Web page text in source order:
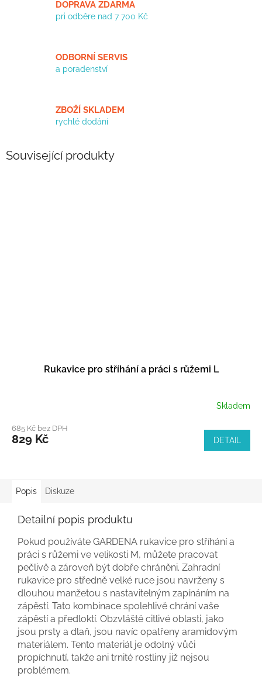
DOPRAVA ZDARMA
pri odběre nad 7 700 Kč
ODBORNÍ SERVIS
a poradenství
ZBOŽÍ SKLADEM
rychlé dodání
Související produkty
Rukavice pro stříhání a práci s růžemi L
Skladem
685 Kč bez DPH
829 Kč DETAIL
Popis Diskuze
Detailní popis produktu
Pokud používáte GARDENA rukavice pro stříhání a
práci s růžemi ve velikosti M, můžete pracovat
pečlivě a zároveň být dobře chráněni. Zahradní
rukavice pro středně velké ruce jsou navrženy s
dlouhou manžetou s nastavitelným zapínáním na
zápěstí. Tato kombinace spolehlivě chrání vaše
zápěstí a předloktí. Obzvláště citlivé oblasti, jako
jsou prsty a dlaň, jsou navíc opatřeny aramidovým
materiálem. Tento materiál je odolný vůči
propíchnutí, takže ani trnité rostliny již nejsou
problémem.